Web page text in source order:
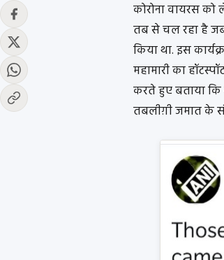
कोरोना वायरस
तब से चल रहा है
किया था. इस
महामारी का
करते हुए बताया कि
तबलीग़ी जमात के